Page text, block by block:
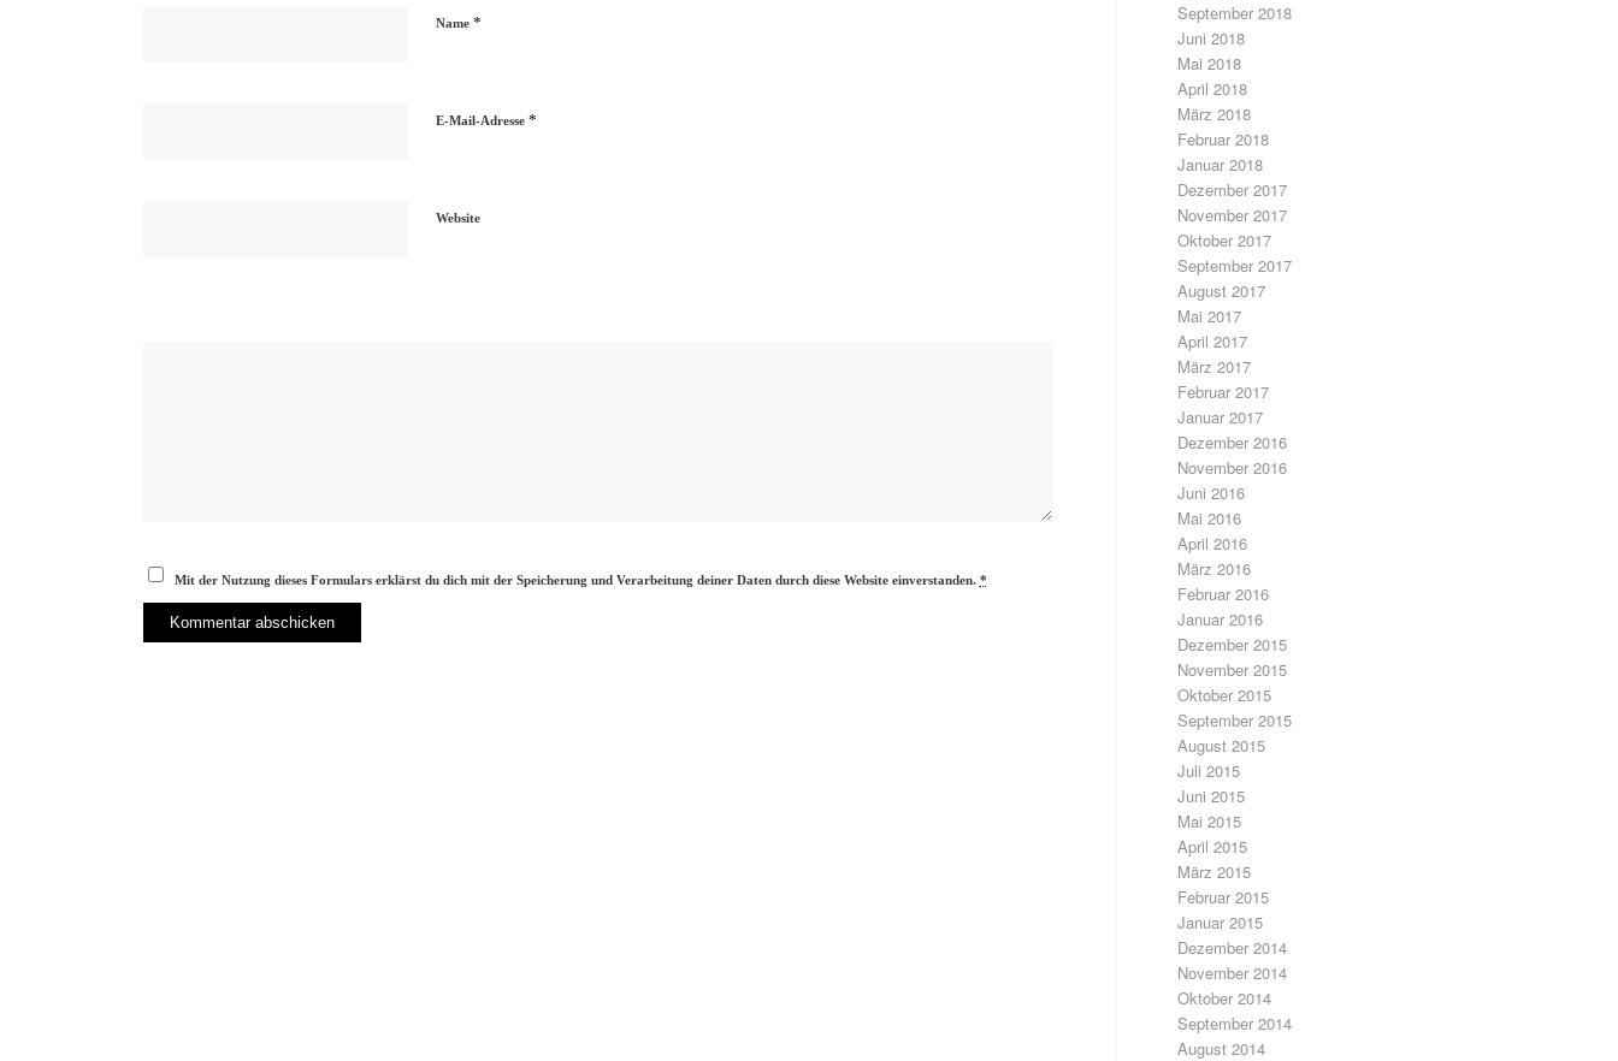
Name*
E-Mail-Adresse*
Website
Mit der Nutzung dieses Formulars erklärst du dich mit der Speicherung und Verarbeitung deiner Daten durch diese Website einverstanden. *
September 2018
Juni 2018
Mai 2018
April 2018
März 2018
Februar 2018
Januar 2018
Dezember 2017
November 2017
Oktober 2017
September 2017
August 2017
Mai 2017
April 2017
März 2017
Februar 2017
Januar 2017
Dezember 2016
November 2016
Juni 2016
Mai 2016
April 2016
März 2016
Februar 2016
Januar 2016
Dezember 2015
November 2015
Oktober 2015
September 2015
August 2015
Juli 2015
Juni 2015
Mai 2015
April 2015
März 2015
Februar 2015
Januar 2015
Dezember 2014
November 2014
Oktober 2014
September 2014
August 2014